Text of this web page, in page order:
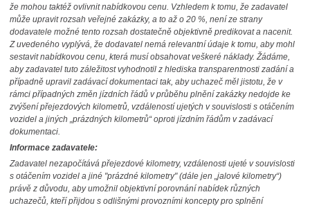
že mohou taktéž ovlivnit nabídkovou cenu. Vzhledem k tomu, že zadavatel
může upravit rozsah veřejné zakázky, a to až o 20 %, není ze strany
dodavatele možné tento rozsah dostatečně objektivně predikovat a nacenit.
Z uvedeného vyplývá, že dodavatel nemá relevantní údaje k tomu, aby mohl
sestavit nabídkovou cenu, která musí obsahovat veškeré náklady. Žádáme,
aby zadavatel tuto záležitost vyhodnotil z hlediska transparentnosti zadání a
případně upravil zadávací dokumentaci tak, aby uchazeč měl jistotu, že v
rámci případných změn jízdních řádů v průběhu plnění zakázky nedojde ke
zvýšení přejezdových kilometrů, vzdáleností ujetých v souvislosti s otáčením
vozidel a jiných „prázdných kilometrů“ oproti jízdním řádům v zadávací
dokumentaci.
Informace zadavatele:
Zadavatel nezapočítává přejezdové kilometry, vzdálenosti ujeté v souvislosti
s otáčením vozidel a jiné "prázdné kilometry" (dále jen „jalové kilometry“)
právě z důvodu, aby umožnil objektivní porovnání nabídek různých
uchazečů, kteří přijdou s odlišnými provozními koncepty pro splnění